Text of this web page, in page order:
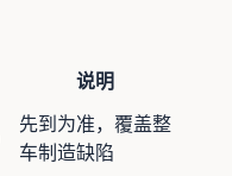
说明
先到为准，覆盖整
车制造缺陷